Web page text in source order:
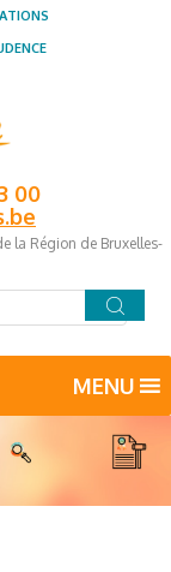
00
la Région de Bruxelles-
MENU